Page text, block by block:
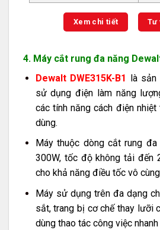
Xem chi tiết Tư
4. Máy cắt rung đa năng
Dewalt DWE315K-B1 là sản
sử dụng điện làm năng
các tính năng cách điện
dùng.
Máy thuộc dòng cắt rung
300W, tốc độ không tải đến
cho khả năng điều tốc vô
Máy sử dụng trên đa dạng
sắt, trang bị cơ chế thay lưỡi
dùng thao tác công việc